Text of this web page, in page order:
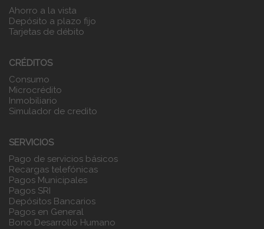
Ahorro a la vista
Depósito a plazo fijo
Tarjetas de débito
CRÉDITOS
Consumo
Microcrédito
Inmobiliario
Simulador de credito
SERVICIOS
Pago de servicios básicos
Recargas telefónicas
Pagos Municipales
Pagos SRI
Depósitos Bancarios
Pagos en General
Bono Desarrollo Humano